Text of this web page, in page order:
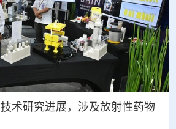
术研究进展，涉及放射性药物